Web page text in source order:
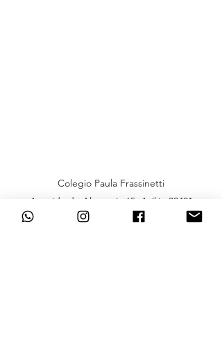
Colegio Paula Frassinetti
Avenida de Alemania 65, Avilés 33401